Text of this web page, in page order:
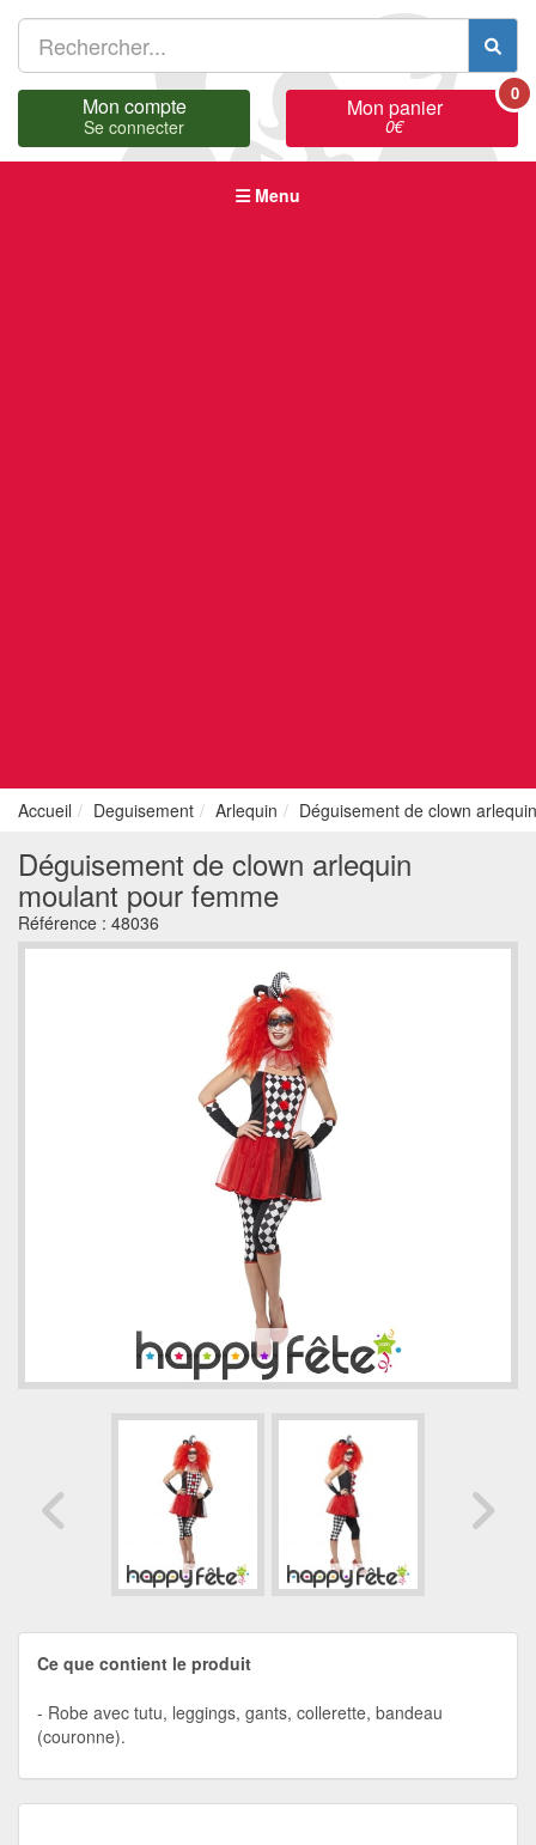
Mon compte
Se connecter
Mon panier
0€
0
Menu
Accueil Deguisement Arlequin Déguisement de clown
Déguisement de clown arlequin
moulant pour femme
Référence : 48036
Ce que contient le produit
Robe avec tutu, leggings, gants, collerette, bandeau
(couronne).